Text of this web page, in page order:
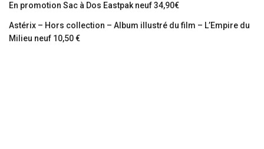
En promotion Sac à Dos Eastpak neuf 34,90€
Astérix – Hors collection – Album illustré du film – L’Empire du
Milieu neuf 10,50 €